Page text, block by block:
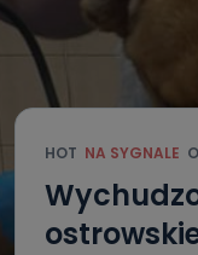
HOT NA SYGNALE